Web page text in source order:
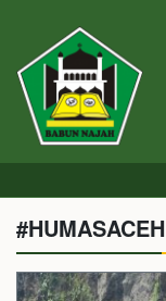
#HUMASACEH